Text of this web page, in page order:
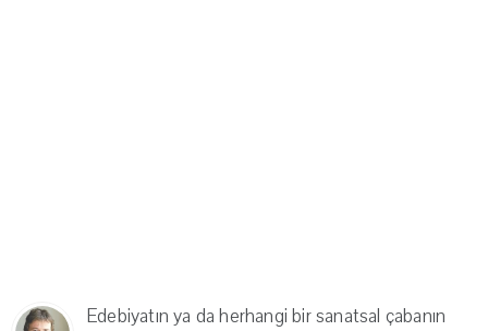
Edebiyatın ya da herhangi bir sanatsal çabanın